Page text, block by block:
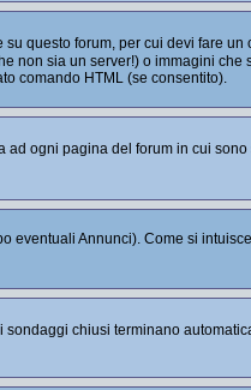
questo forum, per cui devi fare
sia un server!) o immagini
comando HTML (se consentito).
ogni pagina del forum in cui
eventuali Annunci). Come si
chiusi terminano